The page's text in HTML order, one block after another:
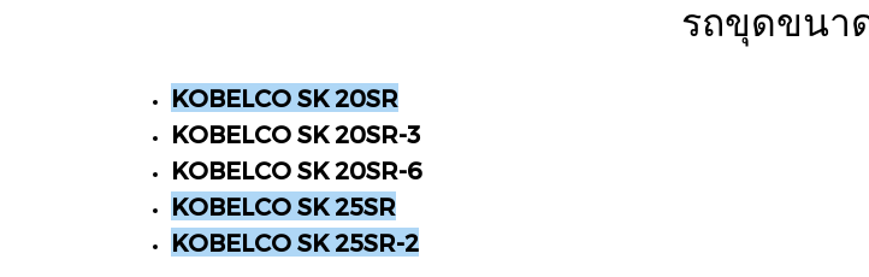
รถขุดขนา
KOBELCO SK 20SR
KOBELCO SK 20SR-3
KOBELCO SK 20SR-6
KOBELCO SK 25SR
KOBELCO SK 25SR-2